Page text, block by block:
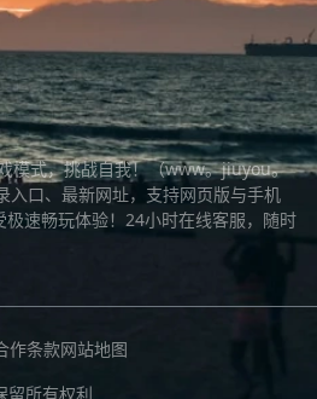
模式，挑战自我！（www。jiuyou。
入口、最新网址，支持网页版与手机
极速畅玩体验！24小时在线客服，随时
作条款网站地图
留所有权利